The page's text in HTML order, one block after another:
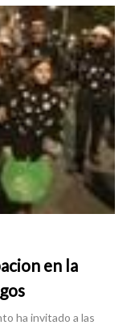
en la
ha invitado a las